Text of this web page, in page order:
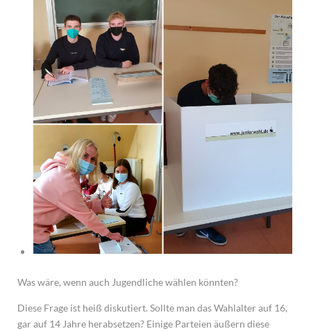
Was wäre, wenn auch Jugendliche wählen könnten?
Diese Frage ist heiß diskutiert. Sollte man das Wahlalter auf 16,
gar auf 14 Jahre herabsetzen? Einige Parteien äußern diese